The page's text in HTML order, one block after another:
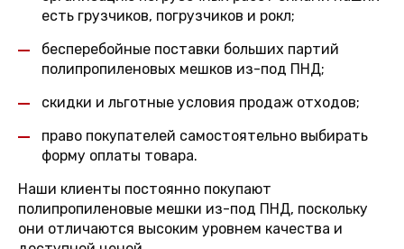
есть грузчиков, погрузчиков и рокл;
бесперебойные поставки больших партий
полипропиленовых мешков из-под ПНД;
скидки и льготные условия продаж отходов;
право покупателей самостоятельно выбирать
форму оплаты товара.
Наши клиенты постоянно покупают
полипропиленовые мешки из-под ПНД, поскольку
они отличаются высоким уровнем качества и